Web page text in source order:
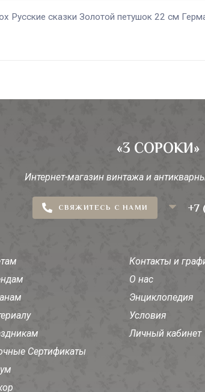
Русские сказки Золотой петушок 22 см
«3 СОРОКИ»
Интернет-магазин винтажа и
СВЯЖИТЕСЬ С НАМИ +7
Сертификаты
Контакты и
О нас
Энциклопедия
Условия
Личный кабинет